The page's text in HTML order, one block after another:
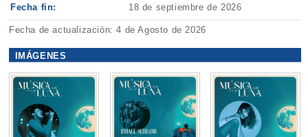
Fecha fin: 18 de septiembre de 2026
Fecha de actualización: 4 de Agosto de 2026
IMÁGENES